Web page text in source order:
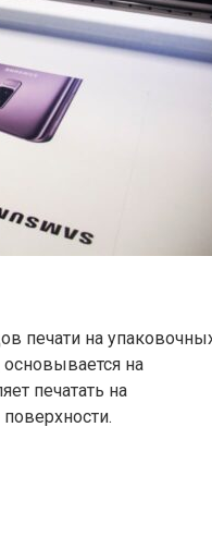
печати на
основывается на
печатать на